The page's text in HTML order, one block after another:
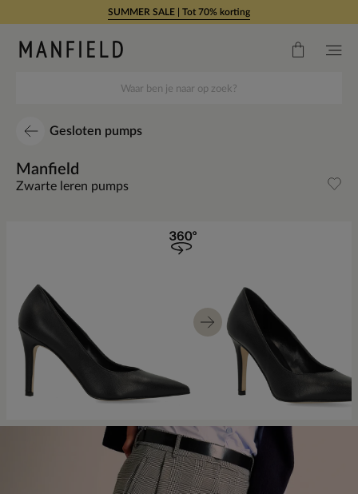
Doorgaan naar artikelSUMMER SALE | Tot 70% korting
Gesloten pumps
Manfield
Zwarte leren pumps